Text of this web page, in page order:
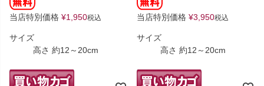
当店特別価格 ¥1,950税込
サイズ
高さ 約12～20cm
当店特別価格 ¥3,950税込
サイズ
高さ 約12～20cm